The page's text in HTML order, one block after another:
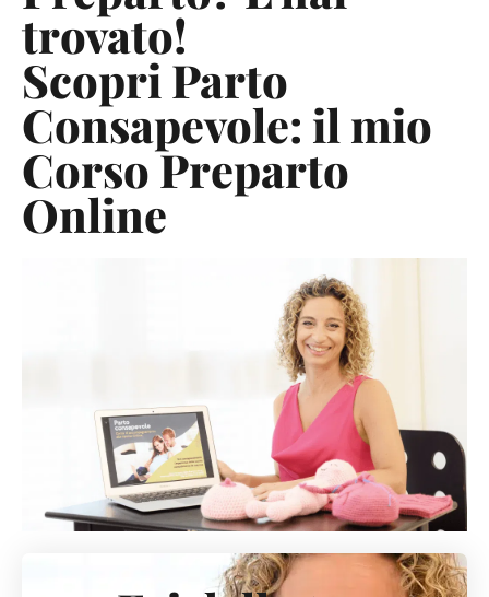
trovato!
Scopri Parto
Consapevole: il mio
Corso Preparto
Online